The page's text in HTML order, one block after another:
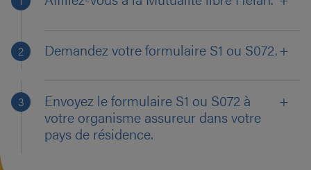
Demandez votre formulaire S1 ou S072.
Envoyez le formulaire S1 ou S072 à
votre organisme assureur dans votre
pays de résidence.